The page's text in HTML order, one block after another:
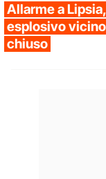
Allarme a
esplosivo
chiuso